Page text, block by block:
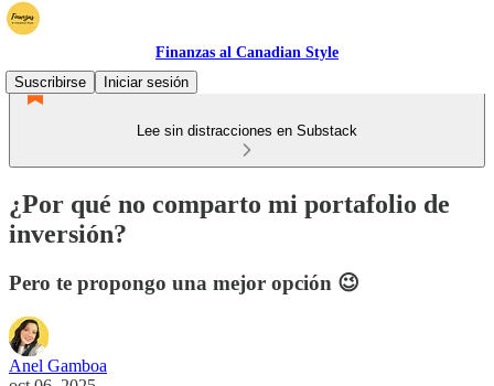
Finanzas al Canadian Style
Suscribirse
Iniciar sesión
Lee sin distracciones en Substack
¿Por qué no comparto mi portafolio de
inversión?
Pero te propongo una mejor opción 😉
Anel Gamboa